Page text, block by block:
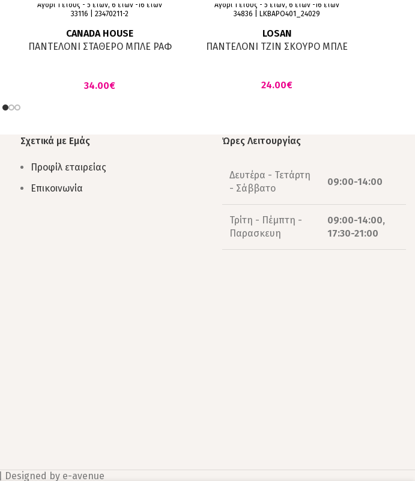
Αγόρι 1 έτους - 5 ετών, 6 ετών -16 ετών
33116 | 23470211-2
CANADA HOUSE
ΠΑΝΤΕΛΟΝI ΣΤΑΘΕΡΟ ΜΠΛΕ ΡΑΦ
€
Αγόρι 1 έτους - 5 ετών, 6 ετών -16 ετών
34836 | LKΒAPO401_24029
LOSAN
ΠΑΝΤΕΛΟΝΙ ΤΖΙΝ ΣΚΟΥΡΟ ΜΠΛΕ
€
Σχετικά με Εμάς
Προφίλ εταιρείας
Επικοινωνία
Ώρες Λειτουργίας
Δευτέρα - Τετάρτη
- Σάββατο
09:00-14:00
Τρίτη - Πέμπτη -
Παρασκευη
09:00-14:00,
17:30-21:00
Designed by e-avenue